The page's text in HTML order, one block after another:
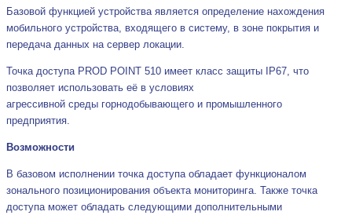
Базовой функцией устройства является определение нахождения
мобильного устройства, входящего в систему, в зоне покрытия и
передача данных на сервер локации.
Точка доступа PROD POINT 510 имеет класс защиты IP67, что
позволяет использовать её в условиях
агрессивной среды горнодобывающего и промышленного
предприятия.
Возможности
В базовом исполнении точка доступа обладает функционалом
зонального позиционирования объекта мониторинга. Также точка
доступа может обладать следующими дополнительными